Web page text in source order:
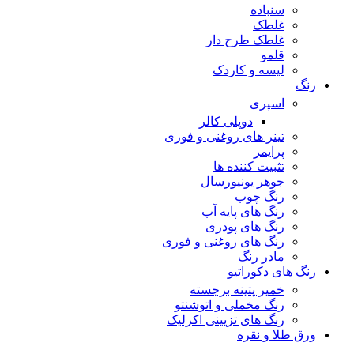
سنباده
غلطک
غلطک طرح دار
قلمو
لیسه و کاردک
رنگ
اسپری
دوپلی کالر
تینر های روغنی و فوری
پرایمر
تثبیت کننده ها
جوهر یونیورسال
رنگ چوب
رنگ‌ های پایه آب
رنگ های پودری
رنگ‌ های روغنی و فوری
مادر رنگ
رنگ های دکوراتیو
خمیر پتینه برجسته
رنگ مخملی و اتوشنتو
رنگ های تزیینی اکرلیک
ورق طلا و نقره